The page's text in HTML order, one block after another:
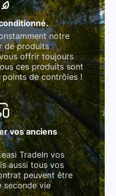
notre
de produits
offrir toujours
ces produits sont
de contrôles !
vos anciens
TradeIn vos
aussi tous vos
peuvent être
seconde vie